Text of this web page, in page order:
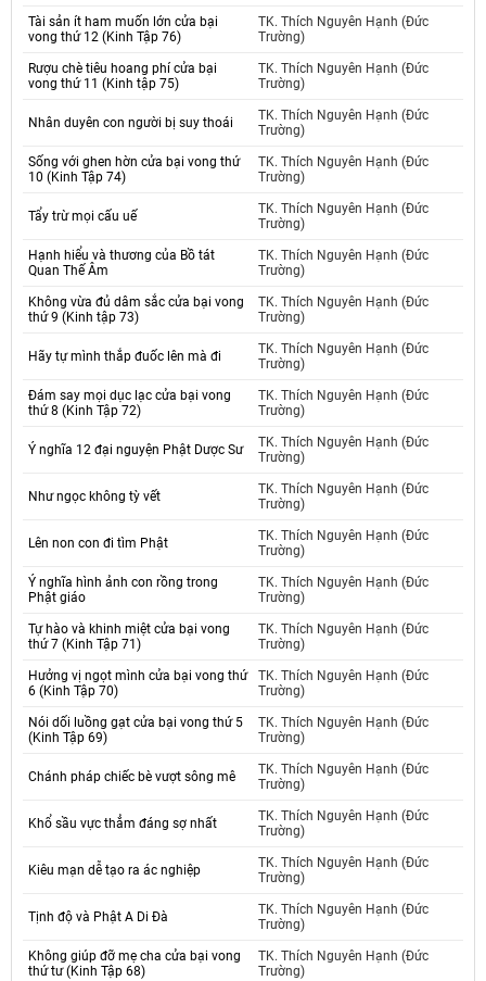
Tài sản ít ham muốn lớn cửa bại
vong thứ 12 (Kinh Tập 76)
TK. Thích Nguyên Hạnh (Đức
Trường)
Rượu chè tiêu hoang phí cửa bại
vong thứ 11 (Kinh tập 75)
TK. Thích Nguyên Hạnh (Đức
Trường)
Nhân duyên con người bị suy thoái
TK. Thích Nguyên Hạnh (Đức
Trường)
Sống với ghen hờn cửa bại vong thứ
10 (Kinh Tập 74)
TK. Thích Nguyên Hạnh (Đức
Trường)
Tẩy trừ mọi cấu uế
TK. Thích Nguyên Hạnh (Đức
Trường)
Hạnh hiểu và thương của Bồ tát
Quan Thế Âm
TK. Thích Nguyên Hạnh (Đức
Trường)
Không vừa đủ dâm sắc cửa bại vong
thứ 9 (Kinh tập 73)
TK. Thích Nguyên Hạnh (Đức
Trường)
Hãy tự mình thắp đuốc lên mà đi
TK. Thích Nguyên Hạnh (Đức
Trường)
Đám say mọi dục lạc cửa bại vong
thứ 8 (Kinh Tập 72)
TK. Thích Nguyên Hạnh (Đức
Trường)
Ý nghĩa 12 đại nguyện Phật Dược Sư
TK. Thích Nguyên Hạnh (Đức
Trường)
Như ngọc không tỳ vết
TK. Thích Nguyên Hạnh (Đức
Trường)
Lên non con đi tìm Phật
TK. Thích Nguyên Hạnh (Đức
Trường)
Ý nghĩa hình ảnh con rồng trong
Phật giáo
TK. Thích Nguyên Hạnh (Đức
Trường)
Tự hào và khinh miệt cửa bại vong
thứ 7 (Kinh Tập 71)
TK. Thích Nguyên Hạnh (Đức
Trường)
Hưởng vị ngọt mình cửa bại vong thứ
6 (Kinh Tập 70)
TK. Thích Nguyên Hạnh (Đức
Trường)
Nói dối luồng gạt cửa bại vong thứ 5
(Kinh Tập 69)
TK. Thích Nguyên Hạnh (Đức
Trường)
Chánh pháp chiếc bè vượt sông mê
TK. Thích Nguyên Hạnh (Đức
Trường)
Khổ sầu vực thẳm đáng sợ nhất
TK. Thích Nguyên Hạnh (Đức
Trường)
Kiêu mạn dễ tạo ra ác nghiệp
TK. Thích Nguyên Hạnh (Đức
Trường)
Tịnh độ và Phật A Di Đà
TK. Thích Nguyên Hạnh (Đức
Trường)
Không giúp đỡ mẹ cha cửa bại vong
thứ tư (Kinh Tập 68)
TK. Thích Nguyên Hạnh (Đức
Trường)